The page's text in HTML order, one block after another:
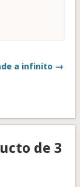
a infinito →
de 3